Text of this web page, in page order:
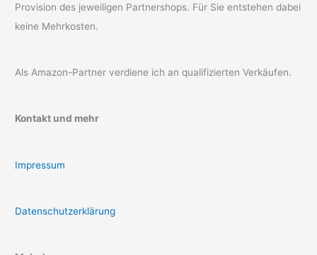
Provision des jeweiligen Partnershops. Für Sie entstehen dabei
keine Mehrkosten.
Als Amazon-Partner verdiene ich an qualifizierten Verkäufen.
Kontakt und mehr
Impressum
Datenschutzerklärung